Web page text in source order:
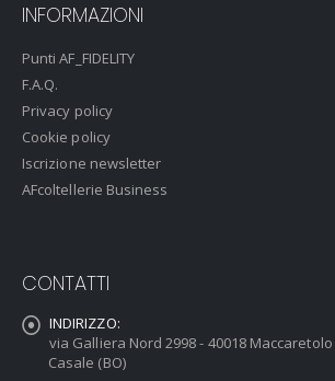
INFORMAZIONI
Punti AF_FIDELITY
F.A.Q.
Privacy policy
Cookie policy
Iscrizione newsletter
AFcoltellerie Business
CONTATTI
INDIRIZZO:
via Galliera Nord 2998 - 40018
Casale (BO)